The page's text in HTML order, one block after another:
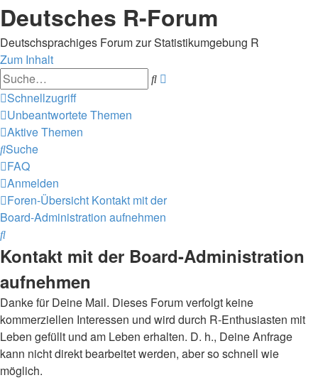
Deutsches R-Forum
Deutschsprachiges Forum zur Statistikumgebung R
Zum Inhalt
Suche
Schnellzugriff
Unbeantwortete Themen
Aktive Themen
Suche
FAQ
Anmelden
Foren-Übersicht Kontakt mit der
Board-Administration aufnehmen
Suche
Kontakt mit der Board-Administration
aufnehmen
Danke für Deine Mail. Dieses Forum verfolgt keine
kommerziellen Interessen und wird durch R-Enthusiasten mit
Leben gefüllt und am Leben erhalten. D. h., Deine Anfrage
kann nicht direkt bearbeitet werden, aber so schnell wie
möglich.